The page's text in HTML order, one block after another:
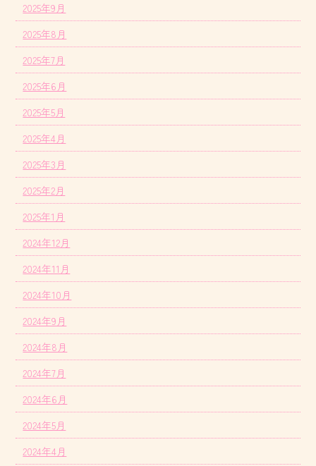
2025年9月
2025年8月
2025年7月
2025年6月
2025年5月
2025年4月
2025年3月
2025年2月
2025年1月
2024年12月
2024年11月
2024年10月
2024年9月
2024年8月
2024年7月
2024年6月
2024年5月
2024年4月